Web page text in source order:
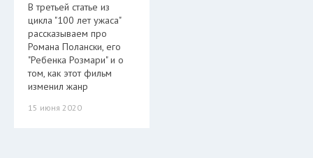
В третьей статье из
цикла "100 лет ужаса"
рассказываем про
Романа Полански, его
"Ребенка Розмари" и о
том, как этот фильм
изменил жанр
15 июня 2020